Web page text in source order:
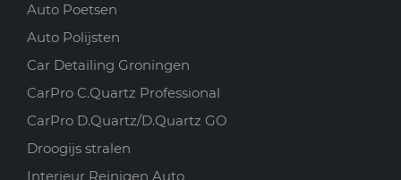
Auto Poetsen
Auto Polijsten
Car Detailing Groningen
CarPro C.Quartz Professional
CarPro D.Quartz/D.Quartz GO
Droogijs stralen
Interieur Reinigen Auto